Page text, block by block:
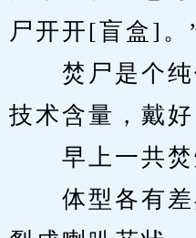
尸开开[盲盒]。
焚尸是个纯
技术含量，戴好
早上一共焚
体型各有差